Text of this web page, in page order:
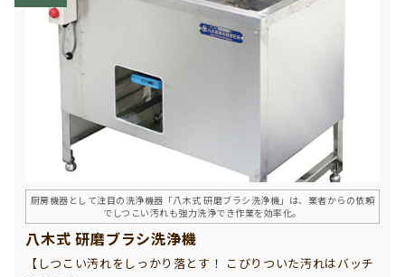
厨房機器として注目の洗浄機器「八木式 研磨ブラシ洗浄機」は、業者からの依頼
でしつこい汚れも強力洗浄でき作業を効率化。
八木式 研磨ブラシ洗浄機
【しつこい汚れをしっかり落とす！ こびりついた汚れはバッチ